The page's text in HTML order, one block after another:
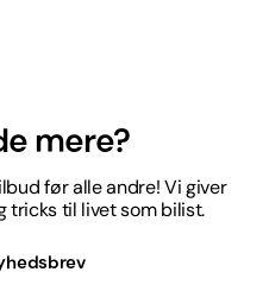
mere?
før alle andre! Vi giver
tricks til livet som bilist.